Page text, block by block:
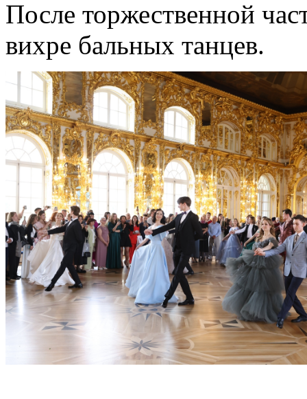
После торжественной
вихре бальных танцев.